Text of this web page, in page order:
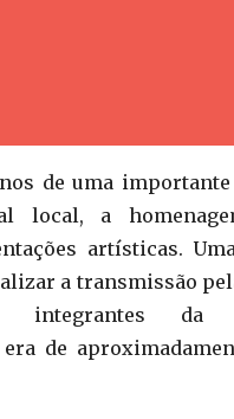
de uma
local, a
artísticas.
a transmissão
integrantes da
de